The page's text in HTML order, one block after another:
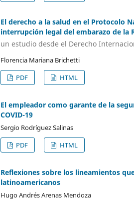
El derecho a la salud en el Protocolo
interrupción legal del embarazo de la
un estudio desde el Derecho
Florencia Mariana Brichetti
PDF
HTML
El empleador como garante de la
COVID-19
Sergio Rodríguez Salinas
PDF
HTML
Reflexiones sobre los lineamientos
latinoamericanos
Hugo Andrés Arenas Mendoza